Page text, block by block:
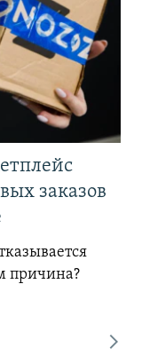
заказов
причина?